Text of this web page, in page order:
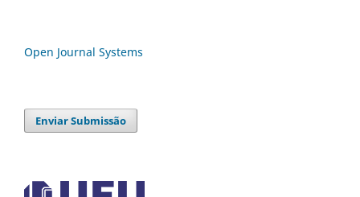
Open Journal Systems
Enviar Submissão